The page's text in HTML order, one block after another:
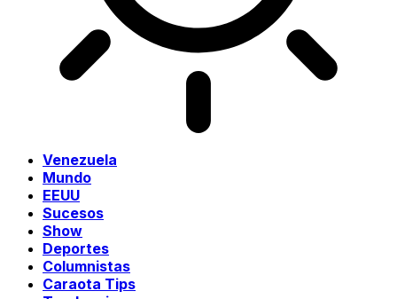
Venezuela
Mundo
EEUU
Sucesos
Show
Deportes
Columnistas
Caraota Tips